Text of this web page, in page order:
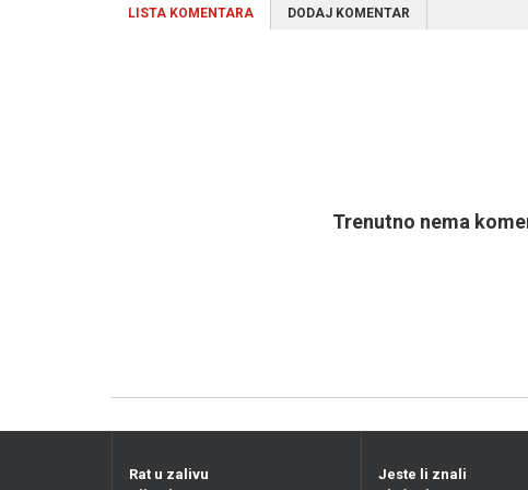
LISTA KOMENTARA DODAJ KOMENTAR
Trenutno nema
Rat u zalivu
Jeste li znali